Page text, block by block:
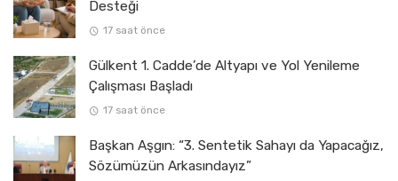
Desteği
17 saat önce
Gülkent 1. Cadde’de Altyapı ve Yol Yenileme
Çalışması Başladı
17 saat önce
Başkan Aşgın: “3. Sentetik Sahayı da Yapacağız,
Sözümüzün Arkasındayız”